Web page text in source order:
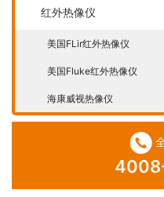
红外热像仪
美国FLir红外热像仪
美国Fluke红外热像仪
海康威视热像仪